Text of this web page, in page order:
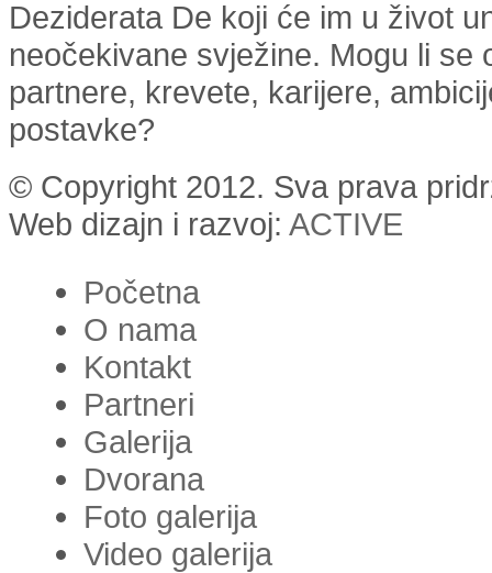
Deziderata De koji će im u život
neočekivane svježine. Mogu li
partnere, krevete, karijere,
postavke?
© Copyright 2012. Sva prava
Web dizajn i razvoj: ACTIVE
Početna
O nama
Kontakt
Partneri
Galerija
Dvorana
Foto galerija
Video galerija